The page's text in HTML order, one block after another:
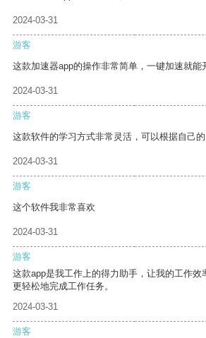
2024-03-31
游客
这款加速器app的操作非常简单，一键加速就能
2024-03-31
游客
这款软件的学习方式非常灵活，可以根据自己的
2024-03-31
游客
这个软件我非常喜欢
2024-03-31
游客
这款app是我工作上的得力助手，让我的工作效
更轻松地完成工作任务。
2024-03-31
游客